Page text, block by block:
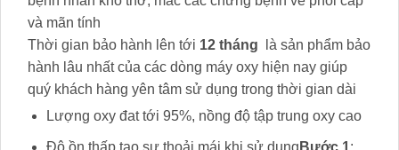
và mãn tính
Thời gian bảo hành lên tới 12 tháng là sản phẩm bảo
hành lâu nhất của các dòng máy oxy hiện nay giúp
quý khách hàng yên tâm sử dụng trong thời gian dài
Lượng oxy đat tới 95%, nồng độ tập trung oxy cao
Độ ồn thấp tạo sự thoải mái khi sử dụng Bước 1: